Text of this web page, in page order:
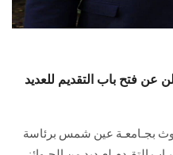
الخريجين
عن فتح باب التقديم للعديد
بجـامعـة عين شمس برئاسة